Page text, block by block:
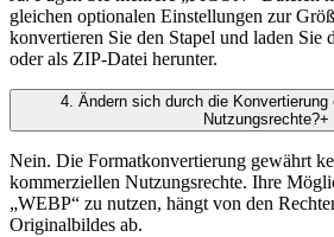
gleichen optionalen Einstellungen zur
konvertieren Sie den Stapel und laden Sie
oder als ZIP-Datei herunter.
4. Ändern sich durch die
Nutzungsrechte?+
Nein. Die Formatkonvertierung gewährt
kommerziellen Nutzungsrechte. Ihre
„WEBP“ zu nutzen, hängt von den
Originalbildes ab.